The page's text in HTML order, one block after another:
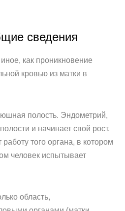
сведения
как проникновение
кровью из матки в
полость. Эндометрий,
и начинает свой рост,
того органа, в котором
человек испытывает
область,